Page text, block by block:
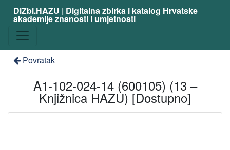
DiZbi.HAZU | Digitalna zbirka i katalog Hrvatske
akademije znanosti i umjetnosti
Povratak
A1-102-024-14 (600105) (13 –
Knjižnica HAZU) [Dostupno]